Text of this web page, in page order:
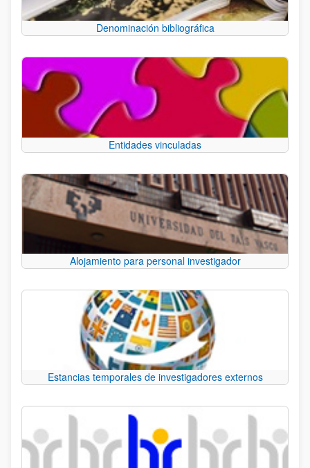
Denominación bibliográfica
Entidades vinculadas
Alojamiento para personal investigador
Estancias temporales de investigadores externos